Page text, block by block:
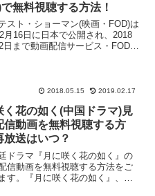
無料視聴する方法！
スト・ショーマン(映画・FOD)は
月16日に日本で公開され、2018
日まで動画配信サービス・FODで
2018.05.15 2019.02.17
く花の如く(中国ドラマ)見
信動画を無料視聴する方
放送はいつ？
ドラマ『月に咲く花の如く』の
信動画を無料視聴する方法をご
す。『月に咲く花の如く』、第1